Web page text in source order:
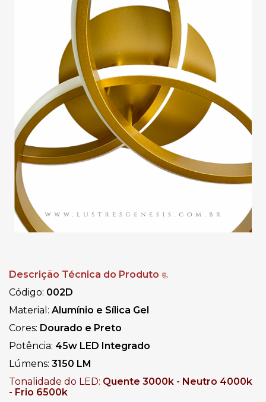
Descrição Técnica do Produto 📃
Código: 002D
Material: Alumínio e Sílica Gel
Cores: Dourado e Preto
Potência: 45w LED Integrado
Lúmens: 3150 LM
Tonalidade do LED: Quente 3000k - Neutro 4000k
- Frio 6500k